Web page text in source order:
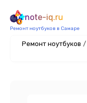
note-iq.ru
Ремонт ноутбуков в Самаре
Ремонт ноутбуков /